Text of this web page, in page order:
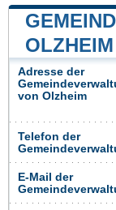
OLZHEIM
Adresse der
von Olzheim
Telefon der
E-Mail der